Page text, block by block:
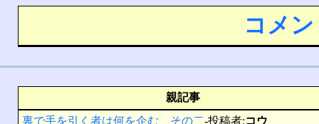
コメ
親記事
裏で手を引く者は何を企む その二-投稿者:コウ